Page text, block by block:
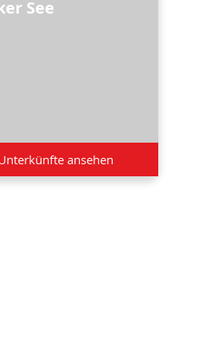
See
ansehen